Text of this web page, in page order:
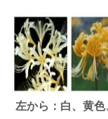
左から ： 白、黄